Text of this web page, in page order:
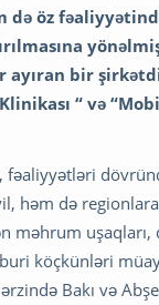
də öz
ayıran bir
“ və
həm də
məhrum uşaqları,
köçkünləri
Bakı və